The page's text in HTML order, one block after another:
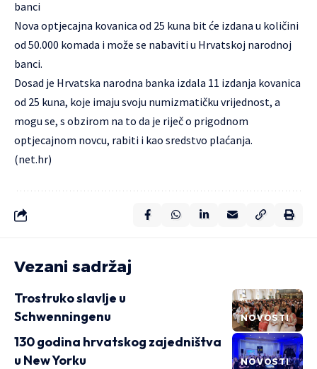
banci
Nova optjecajna kovanica od 25 kuna bit će izdana u količini
od 50.000 komada i može se nabaviti u Hrvatskoj narodnoj
banci.
Dosad je Hrvatska narodna banka izdala 11 izdanja kovanica
od 25 kuna, koje imaju svoju numizmatičku vrijednost, a
mogu se, s obzirom na to da je riječ o prigodnom
optjecajnom novcu, rabiti i kao sredstvo plaćanja.
(net.hr)
Vezani sadržaj
NOVOSTI
Trostruko slavlje u
Schwenningenu
NOVOSTI
130 godina hrvatskog zajedništva
u New Yorku